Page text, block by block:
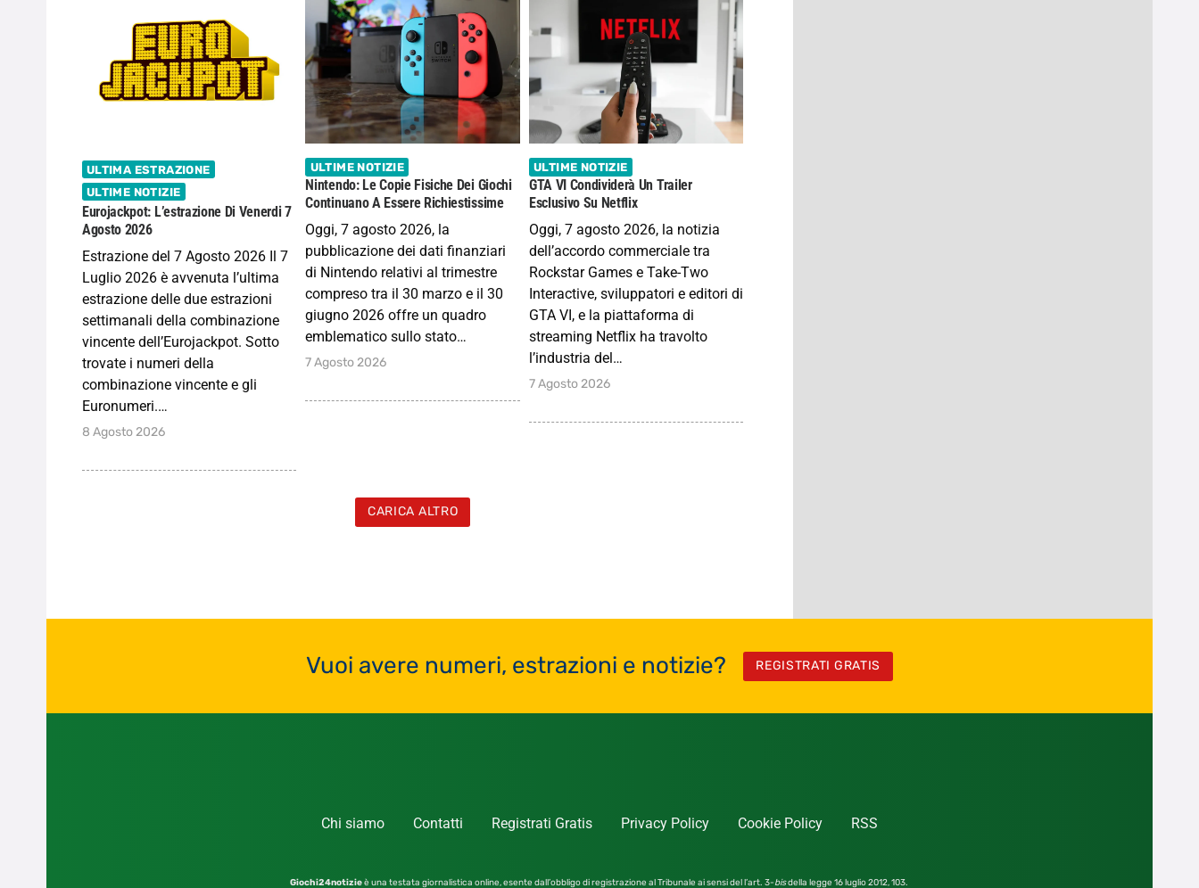
ULTIMA ESTRAZIONE
ULTIME NOTIZIE
Eurojackpot: L’estrazione Di Venerdi 7
Agosto 2026
Estrazione del 7 Agosto 2026 Il 7
Luglio 2026 è avvenuta l’ultima
estrazione delle due estrazioni
settimanali della combinazione
vincente dell’Eurojackpot. Sotto
trovate i numeri della
combinazione vincente e gli
Euronumeri.…
8 Agosto 2026
ULTIME NOTIZIE
Nintendo: Le Copie Fisiche Dei Giochi
Continuano A Essere Richiestissime
Oggi, 7 agosto 2026, la
pubblicazione dei dati finanziari
di Nintendo relativi al trimestre
compreso tra il 30 marzo e il 30
giugno 2026 offre un quadro
emblematico sullo stato…
7 Agosto 2026
ULTIME NOTIZIE
GTA VI Condividerà Un Trailer
Esclusivo Su Netflix
Oggi, 7 agosto 2026, la notizia
dell’accordo commerciale tra
Rockstar Games e Take-Two
Interactive, sviluppatori e editori di
GTA VI, e la piattaforma di
streaming Netflix ha travolto
l’industria del…
7 Agosto 2026
CARICA ALTRO
Vuoi avere numeri, estrazioni e notizie? REGISTRATI GRATIS
Chi siamo Contatti Registrati Gratis Privacy Policy Cookie Policy RSS
Giochi24notizieè una testata giornalistica online, esente dall’obbligo di registrazione al Tribunale ai sensi del l’art. 3-bisdella legge 16 luglio 2012,103.